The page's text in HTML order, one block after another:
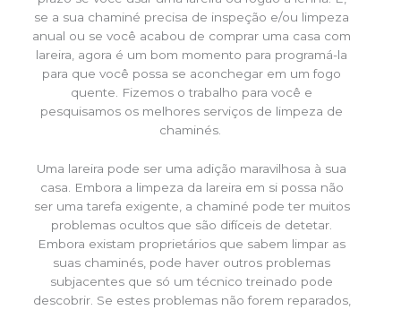
se a sua chaminé precisa de inspeção e/ou limpeza
anual ou se você acabou de comprar uma casa com
lareira, agora é um bom momento para programá-la
para que você possa se aconchegar em um fogo
quente. Fizemos o trabalho para você e
pesquisamos os melhores serviços de limpeza de
chaminés.
Uma lareira pode ser uma adição maravilhosa à sua
casa. Embora a limpeza da lareira em si possa não
ser uma tarefa exigente, a chaminé pode ter muitos
problemas ocultos que são difíceis de detetar.
Embora existam proprietários que sabem limpar as
suas chaminés, pode haver outros problemas
subjacentes que só um técnico treinado pode
descobrir. Se estes problemas não forem reparados,